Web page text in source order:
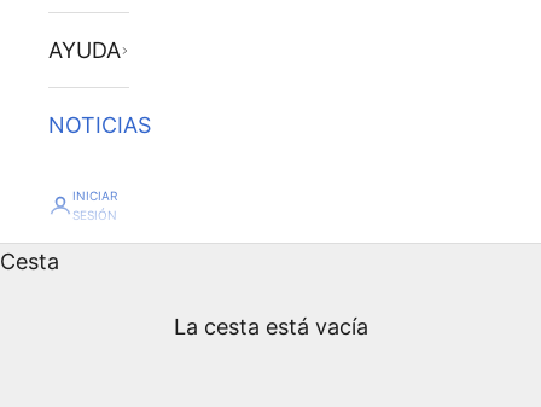
AYUDA
NOTICIAS
INICIAR
SESIÓN
Cesta
La cesta está vacía